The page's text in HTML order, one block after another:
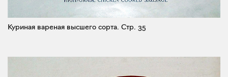
Куриная вареная высшего сорта. Стр. 35